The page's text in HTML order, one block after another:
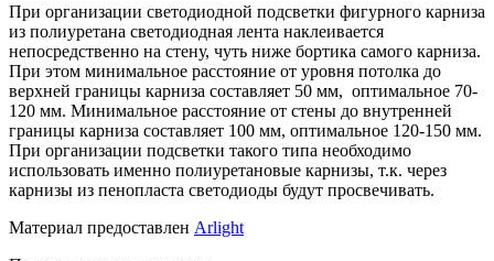
При организации светодиодной подсветки фигурного карниза
из полиуретана светодиодная лента наклеивается
непосредственно на стену, чуть ниже бортика самого карниза.
При этом минимальное расстояние от уровня потолка до
верхней границы карниза составляет 50 мм, оптимальное 70-
120 мм. Минимальное расстояние от стены до внутренней
границы карниза составляет 100 мм, оптимальное 120-150 мм.
При организации подсветки такого типа необходимо
использовать именно полиуретановые карнизы, т.к. через
карнизы из пенопласта светодиоды будут просвечивать.
Материал предоставлен Arlight